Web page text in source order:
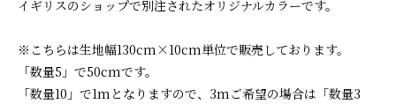
イギリスのショップで別注されたオリジナルカラーです。
※こちらは生地幅130cm×10cm単位で販売しております。
「数量5」で50cmです。
「数量10」で1mとなりますので、3mご希望の場合は「数量3